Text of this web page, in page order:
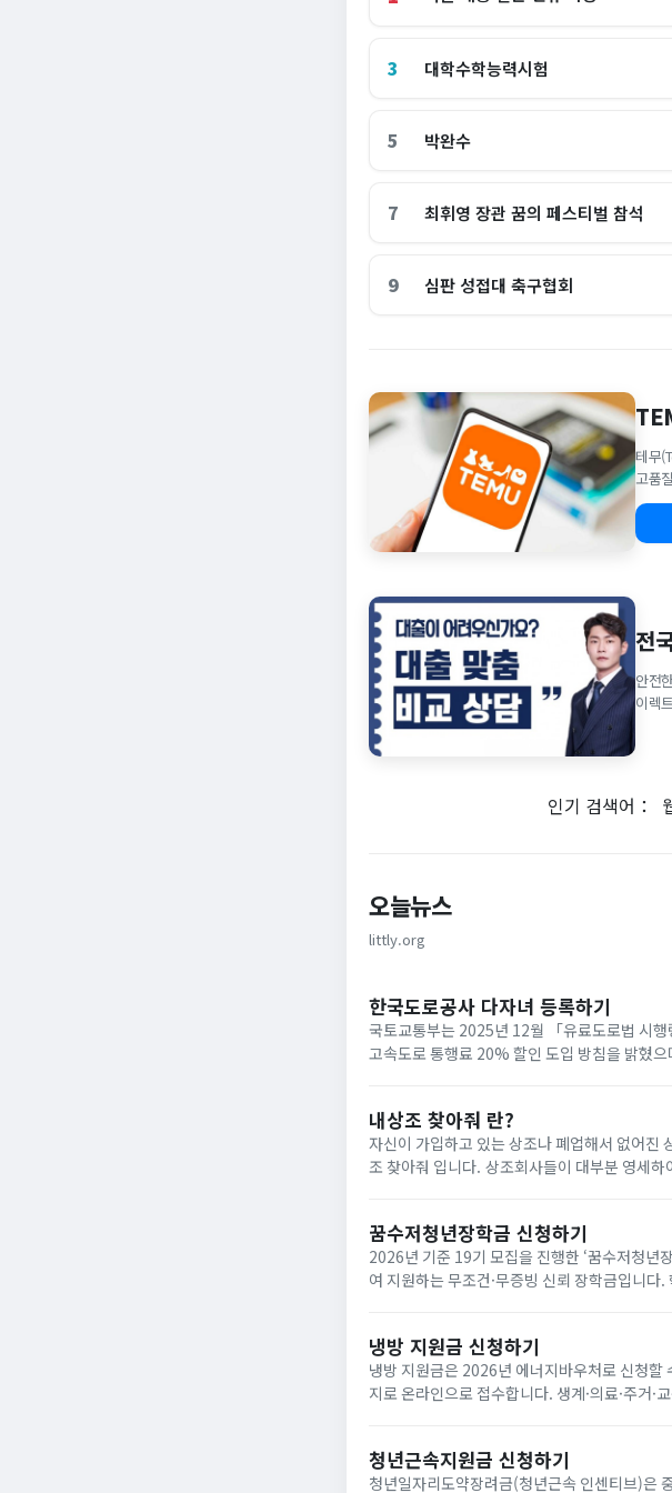
3 대학수학능력시험
5 박완수
7 최휘영 장관 꿈의 페스티벌 참석
9 심판 성접대 축구협회
테무
고품
전
안전
이렉
인기 검색어：
오늘뉴스
littly.org
한국도로공사 다자녀 등록하기
국토교통부는 2025년 12월 「유료도로법 시행
고속도로 통행료 20% 할인 도입 방침을 밝혔
내상조 찾아줘 란?
자신이 가입하고 있는 상조나 폐업해서 없어진
조 찾아줘 입니다. 상조회사들이 대부분 영세하여 폐업하는 사례가 속출하고 있는데 아래와 같은 사이트에서 조회하면
꿈수저청년장학금 신청하기
2026년 기준 19기 모집을 진행한 ‘꿈수저청년
여 지원하는 무조건·무증빙 신뢰 장학금입니
냉방 지원금 신청하기
냉방 지원금은 2026년 에너지바우처로 신청할
지로 온라인으로 접수합니다. 생계·의료·주거·
청년근속지원금 신청하기
청년일자리도약장려금(청년근속 인센티브)은